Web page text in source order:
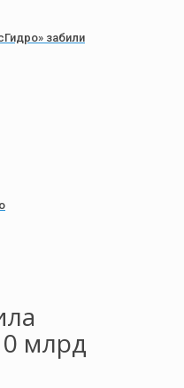
забили
млрд